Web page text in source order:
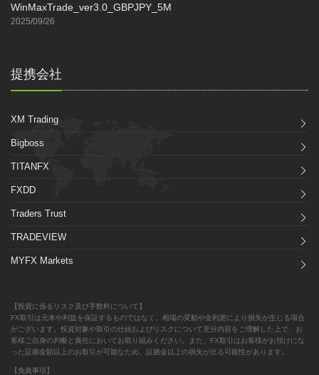
WinMaxTrade_ver3.0_GBPJPY_5M
2025/09/26
提携会社
XM Trading
Bigboss
TITANFX
FXDD
Traders Trust
TRADEVIEW
MYFX Markets
【投資に係るリスク及び手数料について】
FX取引は元本や利益を保証するものではなく、相場の変動や金利差により損失が生じる場合
がございます。投資対象や取引の仕組およびリスクについて充分内容をご理解した上で、お
客様ご自身の判断と責任においてお取り組みください。また、FX取引はお客様がお預けにな
った証拠金額以上のお取引が可能なため、証拠金以上の損失が出る可能性があります。
【免責事項】